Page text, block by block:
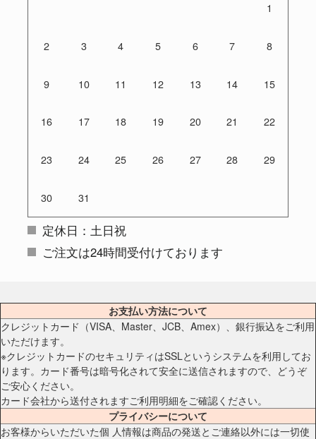
1
2 3 4 5 6 7 8
9 10 11 12 13 14 15
16 17 18 19 20 21 22
23 24 25 26 27 28 29
30 31
定休日：土日祝
ご注文は24時間受付けております
お支払い方法について
クレジットカード（VISA、Master、JCB、Amex）、銀行振込をご利用
いただけます。
※クレジットカードのセキュリティはSSLというシステムを利用してお
ります。カード番号は暗号化されて安全に送信されますので、どうぞ
ご安心ください。
カード会社から送付されますご利用明細をご確認ください。
プライバシーについて
お客様からいただいた個 人情報は商品の発送とご連絡以外には一切使